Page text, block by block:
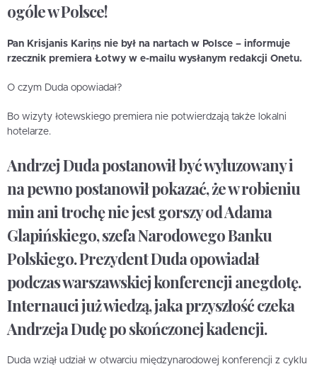
ogóle w Polsce!
Pan Krisjanis Kariņs nie był na nartach w Polsce – informuje
rzecznik premiera Łotwy w e-mailu wysłanym redakcji Onetu.
O czym Duda opowiadał?
Bo wizyty łotewskiego premiera nie potwierdzają także lokalni
hotelarze.
Andrzej Duda postanowił być wyluzowany i
na pewno postanowił pokazać, że w robieniu
min ani trochę nie jest gorszy od Adama
Glapińskiego, szefa Narodowego Banku
Polskiego. Prezydent Duda opowiadał
podczas warszawskiej konferencji anegdotę.
Internauci już wiedzą, jaka przyszłość czeka
Andrzeja Dudę po skończonej kadencji.
Duda wziął udział w otwarciu międzynarodowej konferencji z cyklu